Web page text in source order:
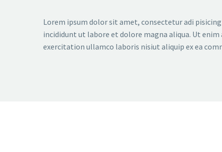
Lorem ipsum dolor sit amet, consectetur adi
incididunt ut labore et dolore magna aliqua. Ut enim
exercitation ullamco laboris nisiut aliquip ex ea